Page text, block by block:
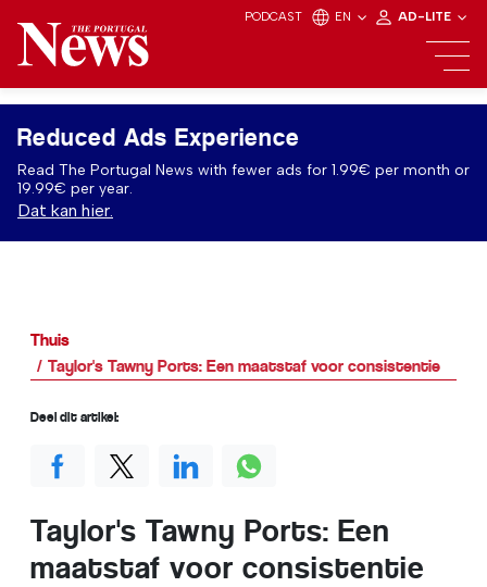
PODCAST EN AD-LITE
Reduced Ads Experience
Read The Portugal News with fewer ads for 1.99€ per month or
19.99€ per year.
Dat kan hier.
Thuis
Taylor's Tawny Ports: Een maatstaf voor consistentie
Taylor's Tawny Ports: Een
maatstaf voor consistentie
Deel dit artikel: